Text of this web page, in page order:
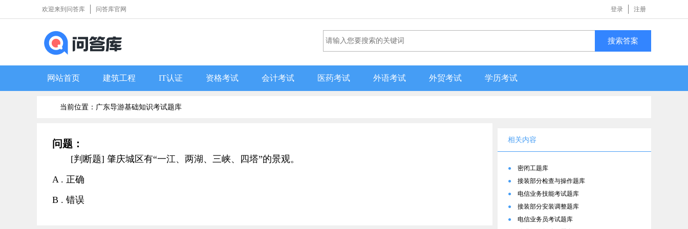
登录 注册
欢迎来到问答库 问答库官网
搜索答案
网站首页 建筑工程 IT认证 资格考试 会计考试 医药考试 外语考试 外贸考试 学历考试
当前位置：广东导游基础知识考试题库
问题：
[判断题] 肇庆城区有“一江、两湖、三峡、四塔”的景观。
A . 正确
B . 错误
相关内容
●
密闭工题库
●
接装部分检查与操作题库
●
电信业务技能考试题库
●
接装部分安装调整题库
●
电信业务员考试题库